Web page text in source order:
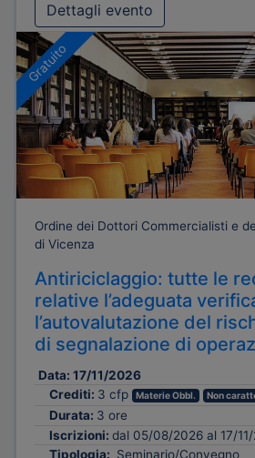
Dettagli evento
Gratuito
Ordine dei Dottori Commercialisti e
di Vicenza
Antiriciclaggio: tutte le
relative l’adeguata
l’autovalutazione del
di segnalazione di
Data: 17/11/2026
Crediti: 3 cfp Materie Obbl. Non
Durata: 3 ore
Iscrizioni: dal 05/08/2026 al 17/
Tipologia: Seminario/Convegno